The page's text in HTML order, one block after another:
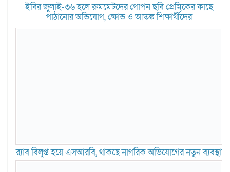
ইবির জুলাই-৩৬ হলে রুমমেটদের গোপন ছবি প্রেমিকের কাছে
পাঠানোর অভিযোগ, ক্ষোভ ও আতঙ্ক শিক্ষার্থীদের
র‍্যাব বিলুপ্ত হয়ে এসআরবি, থাকছে নাগরিক অভিযোগের নতুন ব্যবস্থা